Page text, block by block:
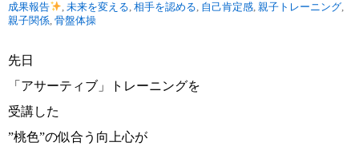
成果報告
未来を変える 相手を認める 自己肯定感, 親子トレーニング,
親子関係 骨盤体操
先日
「アサーティブ」トレーニングを
受講した
”桃色”の似合う向上心が